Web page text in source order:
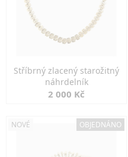
Stříbrný zlacený starožitný
náhrdelník
2 000 Kč
NOVÉ OBJEDNÁNO